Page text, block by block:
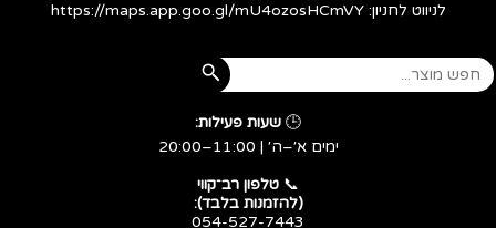
לניווט לחניון:https://maps.app.goo.gl/mU4ozosHCmVY
🕒 שעות פעילות:
ימים א׳–ה׳ | 11:00–20:00
​​​​​​​📞 טלפון רב־קווי
(להזמנות בלבד):
054-527-7443